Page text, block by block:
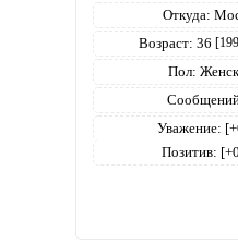
Откуда:
Возраст: 36
Пол:
Уважение:
Позитив: